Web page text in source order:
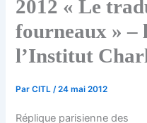
2012 « Le
fourneaux » –
l’Institut
ParCITL/24 mai 2012
Réplique parisienne des